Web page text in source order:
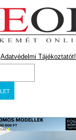
Adatvédelmi Tájékoztatót!